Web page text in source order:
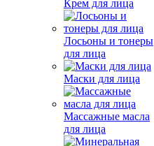
Крем для лица
Лосьоны и тонеры
для лица
Маски для лица
Массажные масла
для лица